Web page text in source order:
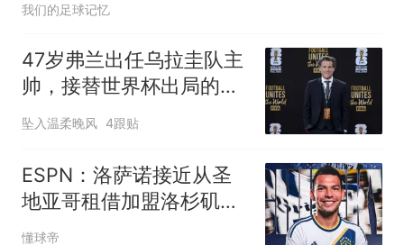
我们的足球记忆
47岁弗兰出任乌拉圭队主
帅，接替世界杯出局的贝
尔萨
坠入温柔晚风 4跟贴
ESPN：洛萨诺接近从圣
地亚哥租借加盟洛杉矶银
河
懂球帝